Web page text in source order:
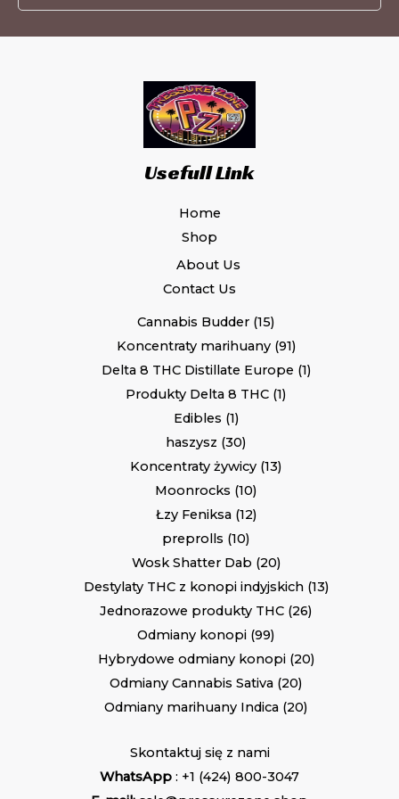
Usefull Link
Home
Shop
About Us
Contact Us
Cannabis Budder 15
Koncentraty marihuany 91
Delta 8 THC Distillate Europe 1
Produkty Delta 8 THC 1
Edibles 1
haszysz 30
Koncentraty żywicy 13
Moonrocks 10
Łzy Feniksa 12
preprolls 10
Wosk Shatter Dab 20
Destylaty THC z konopi indyjskich 13
Jednorazowe produkty THC 26
Odmiany konopi 99
Hybrydowe odmiany konopi 20
Odmiany Cannabis Sativa 20
Odmiany marihuany Indica 20
Skontaktuj się z nami
WhatsApp : +1 (424) 800-3047